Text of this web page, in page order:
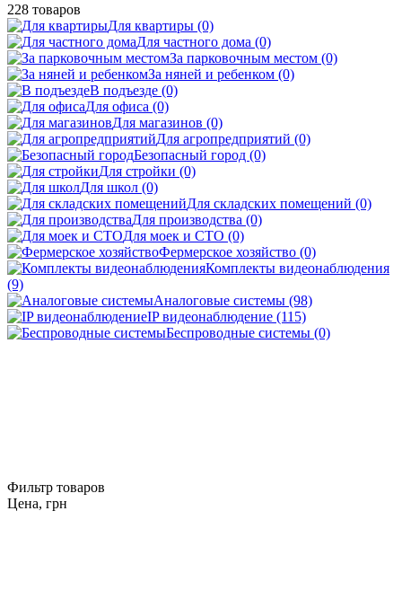
228 товаров
Для квартиры (0)
Для частного дома (0)
За парковочным местом (0)
За няней и ребенком (0)
В подъезде (0)
Для офиса (0)
Для магазинов (0)
Для агропредприятий (0)
Безопасный город (0)
Для стройки (0)
Для школ (0)
Для складских помещений (0)
Для производства (0)
Для моек и СТО (0)
Фермерское хозяйство (0)
Комплекты видеонаблюдения
(9)
Аналоговые системы (98)
IP видеонаблюдение (115)
Беспроводные системы (0)
Фильтр товаров
Цена, грн